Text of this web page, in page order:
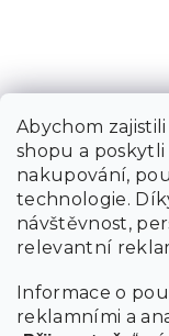
Abychom
shopu a
nakupování,
technologie.
návštěvnost,
relevantní
Informace o
reklamními a